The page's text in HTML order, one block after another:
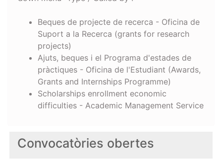
Convocatòries obertes
Beques de projecte de recerca - Oficina de
Suport a la Recerca (grants for research
projects)
Ajuts, beques i el Programa d'estades de
pràctiques - Oficina de l'Estudiant (Awards,
Grants and Internships Programme)
Scholarships enrollment economic
difficulties - Academic Management Service